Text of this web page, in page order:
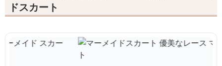
ドスカート